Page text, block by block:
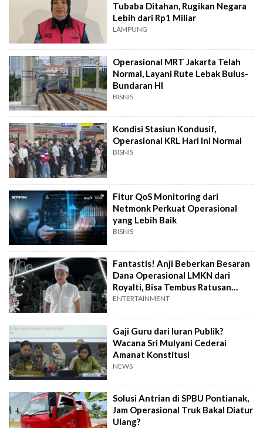
Tubaba Ditahan, Rugikan Negara
Lebih dari Rp1 Miliar
LAMPUNG
Operasional MRT Jakarta Telah
Normal, Layani Rute Lebak Bulus-
Bundaran HI
BISNIS
Kondisi Stasiun Kondusif,
Operasional KRL Hari Ini Normal
BISNIS
Fitur QoS Monitoring dari
Netmonk Perkuat Operasional
yang Lebih Baik
BISNIS
Fantastis! Anji Beberkan Besaran
Dana Operasional LMKN dari
Royalti, Bisa Tembus Ratusan
Miliar
ENTERTAINMENT
Gaji Guru dari Iuran Publik?
Wacana Sri Mulyani Cederai
Amanat Konstitusi
NEWS
Solusi Antrian di SPBU Pontianak,
Jam Operasional Truk Bakal Diatur
Ulang?